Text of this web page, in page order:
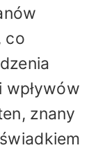
co
wpływów
znany